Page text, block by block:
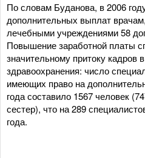
По словам Буданова, в 2006
дополнительных выплат
лечебными учреждениями 58
Повышение заработной платы
значительному притоку кадров
здравоохранения: число
имеющих право на
года составило 1567 человек
сестер), что на 289
года.